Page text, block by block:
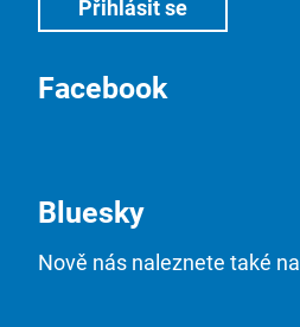
Facebook
Bluesky
Nově nás naleznete také na